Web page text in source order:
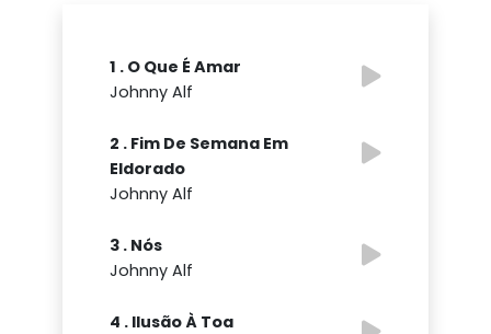
1 . O Que É Amar
Johnny Alf
2 . Fim De Semana Em
Eldorado
Johnny Alf
3 . Nós
Johnny Alf
4 . Ilusão À Toa